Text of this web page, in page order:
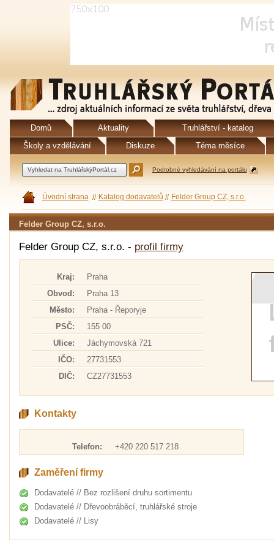
Domů Aktuality
Truhlářství - katalog
Školy a vzdělávání
Diskuze Téma měsíce
Podrobné vyhledávání na portálu
Úvodní strana Katalog dodavatelů Felder Group CZ, s.r.o.
Felder Group CZ, s.r.o.
Felder Group CZ, s.r.o. - profil firmy
Kraj:
Praha
Obvod:
Praha 13
Město:
Praha - Řeporyje
PSČ:
155 00
Ulice:
Jáchymovská 721
IČO:
27731553
DIČ:
CZ27731553
Kontakty
Telefon: +420 220 517 218
Zaměření firmy
Dodavatelé // Bez rozlišení druhu sortimentu
Dodavatelé // Dřevoobráběcí, truhlářské stroje
Dodavatelé // Lisy